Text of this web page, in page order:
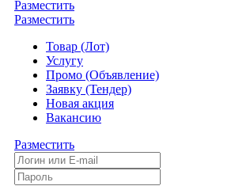
Разместить
Разместить
Товар (Лот)
Услугу
Промо (Объявление)
Заявку (Тендер)
Новая акция
Вакансию
Разместить